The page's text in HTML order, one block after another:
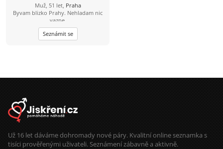
Muž, 51 let, Praha
Byvam blizko Prahy. Nehladam nic
vazne.
Seznámit se
Už 16 let dáváme dohromady nové páry. Kvalitní online seznamka s
tisíci prověřenými uživateli. Seznámení zábavně a aktivně.